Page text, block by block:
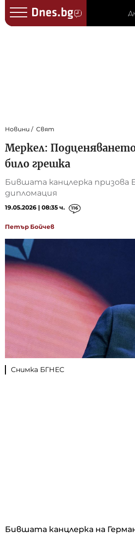
Новини Свят
Меркел:
било грешка
Бившата канцлерка призова
дипломация
19.05.2026 | 08:35 ч. 116
Петър Бойчев
Снимка БГНЕС
Бившата канцлерка на